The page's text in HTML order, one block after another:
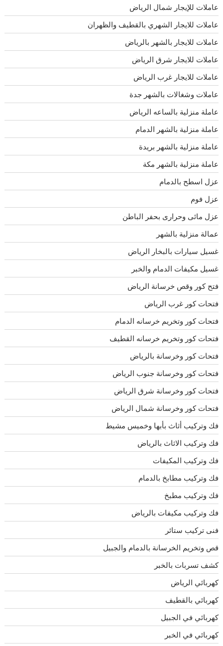
عاملات للإيجار شمال الرياض
عاملات للايجار الشهري بالقطيف والظهران
عاملات للايجار بالشهر بالرياض
عاملات للايجار شرق الرياض
عاملات للايجار غرب الرياض
عاملات وشغالات بالشهر جدة
عاملة منزلية بالساعه الرياض
عاملة منزلية بالشهر الدمام
عاملة منزلية بالشهر بريدة
عاملة منزلية بالشهر مكة
عزل اسطح بالدمام
عزل فوم
عزل مائى وحرارى بحفر الباطن
عمالة منزلية بالشهر
غسيل سيارات بالبخار الرياض
غسيل مكيفات الدمام والخبر
فتح كور وقص خرسانة الرياض
فتحات كور غرب الرياض
فتحات كور وتخريم خرسانه الدمام
فتحات كور وتخريم خرسانه القطيف
فتحات كور وخرسانة بالرياض
فتحات كور وخرسانة جنوب الرياض
فتحات كور وخرسانة شرق الرياض
فتحات كور وخرسانة شمال الرياض
فك وتركيب أثاث بأبها وخميس مشيط
فك وتركيب الاثاث بالرياض
فك وتركيب المكيفات
فك وتركيب مطابخ بالدمام
فك وتركيب مطبخ
فك وتركيب مكيفات بالرياض
فنى تركيب ستائر
قص وتخريم الخرسانة بالدمام والجبيل
كشف تسربات بالخبر
كهربائي الرياض
كهربائي بالقطيف
كهربائي في الجبيل
كهربائي في الخبر